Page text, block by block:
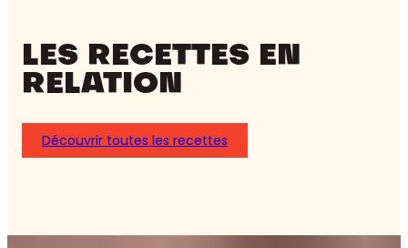
LES RECETTES EN
RELATION
Découvrir toutes les recettes